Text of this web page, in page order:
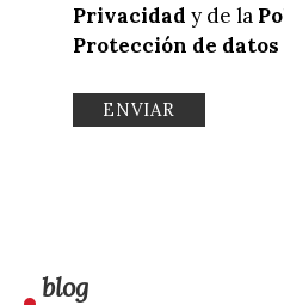
Privacidad y de la
Protección de datos
blog